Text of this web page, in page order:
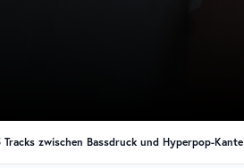
zwischen Bassdruck und Hyperpop-Kante